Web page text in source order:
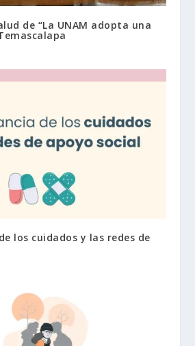
de “La UNAM adopta una
los cuidados y las redes de